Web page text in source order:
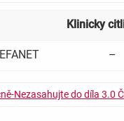
Klinicky
–
Nezasahujte do díla 3.0